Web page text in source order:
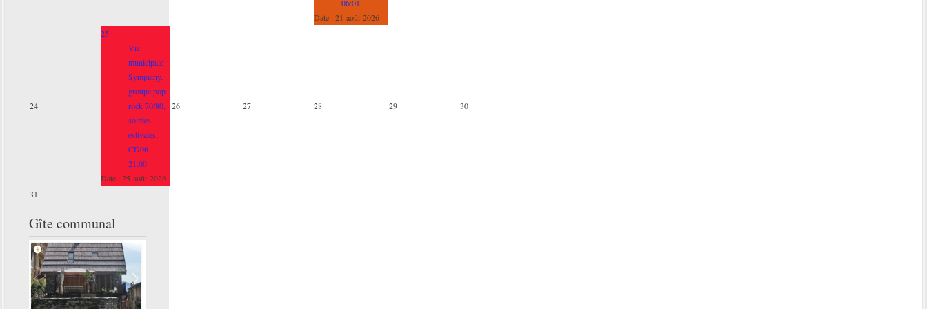
06:01
Date :21 août 2026
24
25
Vie
municipale
Sympathy,
groupe pop
rock 70/80,
soirées
estivales,
CD06
21:00
Date :25 août 2026
26 27 28 29 30
31
Gîte communal